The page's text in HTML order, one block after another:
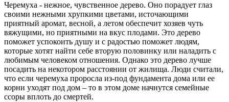
Черемуха - нежное, чувственное дерево. Оно порадует глаз
своими нежными хрупкими цветами, источающими
приятный аромат, весной, а летом обеспечит хозяев чуть
вяжущими, но приятными на вкус плодами. Это дерево
поможет успокоить душу и с радостью поможет людям,
которые хотят найти себе вторую половинку или наладить с
любимым человеком отношения. Однако это дерево лучше
посадить на некотором расстоянии от жилища. Люди считали,
что если черемуха проросла из-под фундамента дома или ее
корни уходят под дом – то в этом доме начнутся семейные
ссоры вплоть до смертей.